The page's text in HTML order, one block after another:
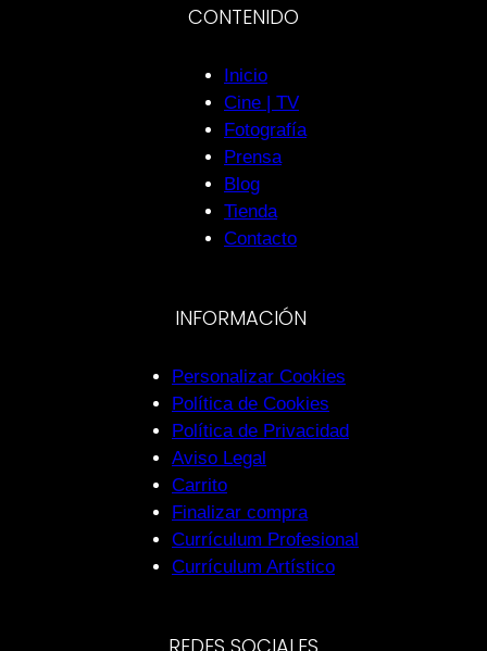
CONTENIDO
Inicio
Cine | TV
Fotografía
Prensa
Blog
Tienda
Contacto
INFORMACIÓN
Personalizar Cookies
Política de Cookies
Política de Privacidad
Aviso Legal
Carrito
Finalizar compra
Currículum Profesional
Currículum Artístico